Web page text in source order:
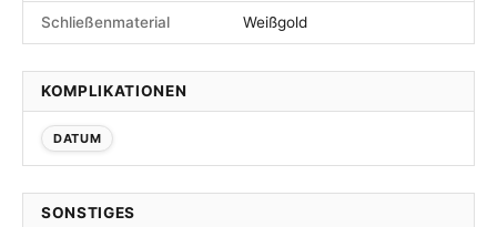
Schließenmaterial Weißgold
KOMPLIKATIONEN
DATUM
SONSTIGES